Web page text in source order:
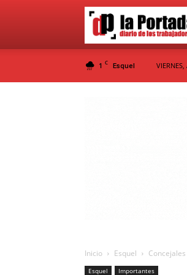
1 C Esquel
Inicio Esquel
Esquel Importantes